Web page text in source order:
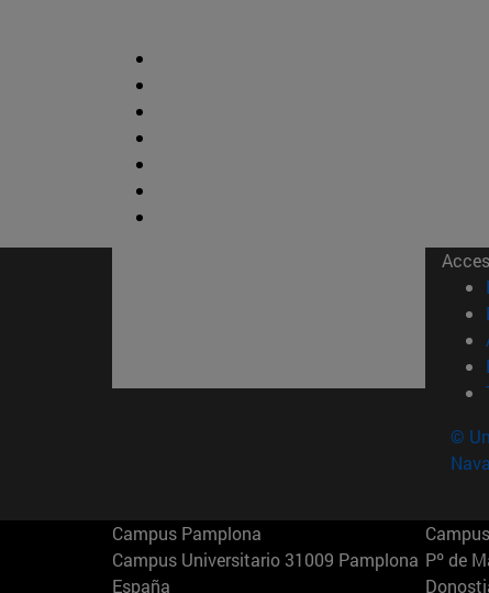
©
Campus Pamplona
Campus Universitario 31009 Pamplona
España
Pº de